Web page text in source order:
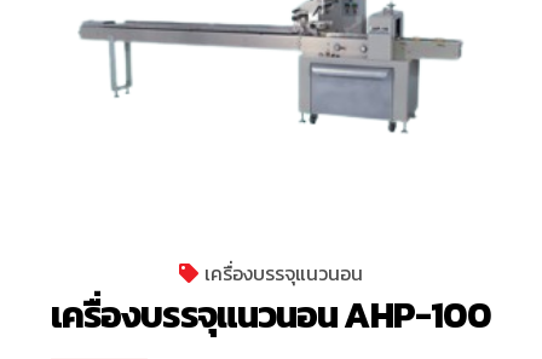
เครื่องบรรจุแนวนอน
เครื่องบรรจุแนวนอน AHP-100